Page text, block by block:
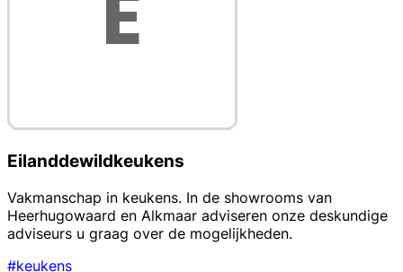
Eilanddewildkeukens
Vakmanschap in keukens. In de showrooms van
Heerhugowaard en Alkmaar adviseren onze deskundige
adviseurs u graag over de mogelijkheden.
#keukens